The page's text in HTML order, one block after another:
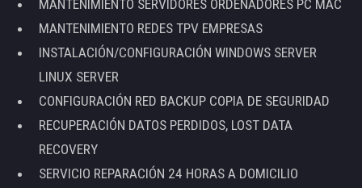
MANTENIMIENTO SERVIDORES ORDENADORES PC MAC
MANTENIMIENTO REDES TPV EMPRESAS
INSTALACIÓN/CONFIGURACIÓN WINDOWS SERVER
LINUX SERVER
CONFIGURACIÓN RED BACKUP COPIA DE SEGURIDAD
RECUPERACIÓN DATOS PERDIDOS, LOST DATA
RECOVERY
SERVICIO REPARACIÓN 24 HORAS A DOMICILIO